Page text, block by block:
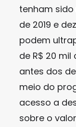
tenham
de 2019 e
podem
de R$ 20
antes dos
meio do
acesso a
sobre o